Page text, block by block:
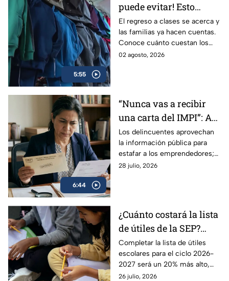
5:55
puede evitar! Esto
gastarán las familias
mexicanas por el
regreso a clases 2026
El regreso a clases se acerca y
las familias ya hacen cuentas.
Conoce cuánto cuestan los
uniformes, dónde buscan
02 agosto, 2026
6:44
“Nunca vas a recibir
una carta del IMPI”: Así
operan las estafas para
“renovar tu marca” en
México; consejos para
protegerse
Los delincuentes aprovechan
la información pública para
estafar a los emprendedores;
les envían una carta
28 julio, 2026
¿Cuánto costará la lista
de útiles de la SEP?
Adquirir los materiales
escolares será más caro
este ciclo 2026-2027
Completar la lista de útiles
escolares para el ciclo 2026-
2027 será un 20% más alto,
por lo que las familias
26 julio, 2026